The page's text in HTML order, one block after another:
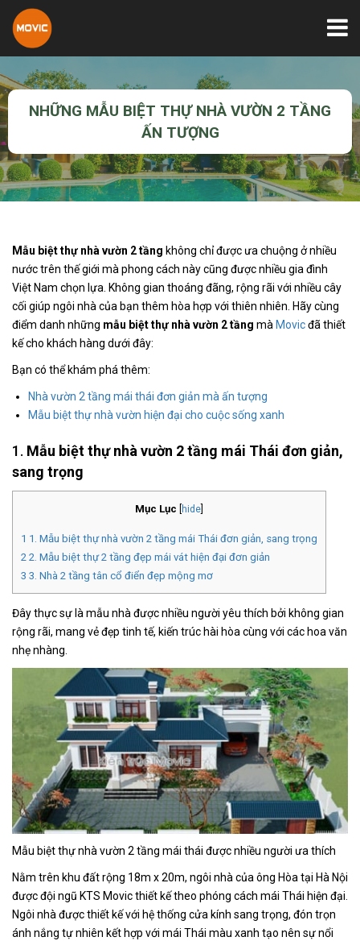
NHỮNG MẪU BIỆT THỰ NHÀ VƯỜN 2 TẦNG
ẤN TƯỢNG
Mẫu biệt thự nhà vườn 2 tầng không chỉ được ưa chuộng ở nhiều
nước trên thế giới mà phong cách này cũng được nhiều gia đình
Việt Nam chọn lựa. Không gian thoáng đãng, rộng rãi với nhiều cây
cối giúp ngôi nhà của bạn thêm hòa hợp với thiên nhiên. Hãy cùng
điểm danh những mẫu biệt thự nhà vườn 2 tầng mà Movicđã thiết
kế cho khách hàng dưới đây:
Bạn có thể khám phá thêm:
Nhà vườn 2 tầng mái thái đơn giản mà ấn tượng
Mẫu biệt thự nhà vườn hiện đại cho cuộc sống xanh
1. Mẫu biệt thự nhà vườn 2 tầng mái Thái đơn giản,
sang trọng
Mục Lục hide
1 1. Mẫu biệt thự nhà vườn 2 tầng mái Thái đơn giản, sang trọng
2 2. Mẫu biệt thự 2 tầng đẹp mái vát hiện đại đơn giản
3 3. Nhà 2 tầng tân cổ điển đẹp mộng mơ
Đây thực sự là mẫu nhà được nhiều người yêu thích bởi không gian
rộng rãi, mang vẻ đẹp tinh tế, kiến trúc hài hòa cùng với các hoa văn
nhẹ nhàng.
Mẫu biệt thự nhà vườn 2 tầng mái thái được nhiều người ưa thích
Nằm trên khu đất rộng 18m x 20m, ngôi nhà của ông Hòa tại Hà Nội
được đội ngũ KTS Movic thiết kế theo phóng cách mái Thái hiện đại.
Ngôi nhà được thiết kế với hệ thống cửa kính sang trọng, đón trọn
ánh nắng tự nhiên kết hợp với mái Thái màu xanh tạo nên sự nổi